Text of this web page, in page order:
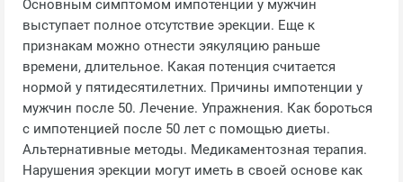
Основным симптомом импотенции у мужчин
выступает полное отсутствие эрекции. Еще к
признакам можно отнести эякуляцию раньше
времени, длительное. Какая потенция считается
нормой у пятидесятилетних. Причины импотенции у
мужчин после 50. Лечение. Упражнения. Как бороться
с импотенцией после 50 лет с помощью диеты.
Альтернативные методы. Медикаментозная терапия.
Нарушения эрекции могут иметь в своей основе как